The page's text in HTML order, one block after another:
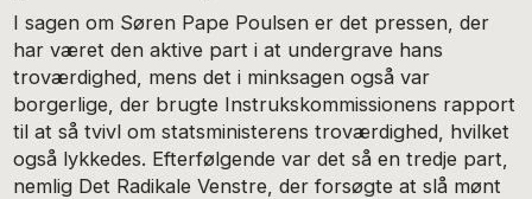
I sagen om Søren Pape Poulsen er det pressen, der
har været den aktive part i at undergrave hans
troværdighed, mens det i minksagen også var
borgerlige, der brugte Instrukskommissionens rapport
til at så tvivl om statsministerens troværdighed, hvilket
også lykkedes. Efterfølgende var det så en tredje part,
nemlig Det Radikale Venstre, der forsøgte at slå mønt